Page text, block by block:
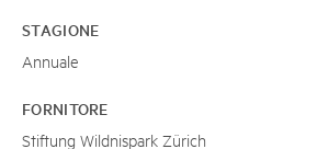
STAGIONE
Annuale
FORNITORE
Stiftung Wildnispark Zürich